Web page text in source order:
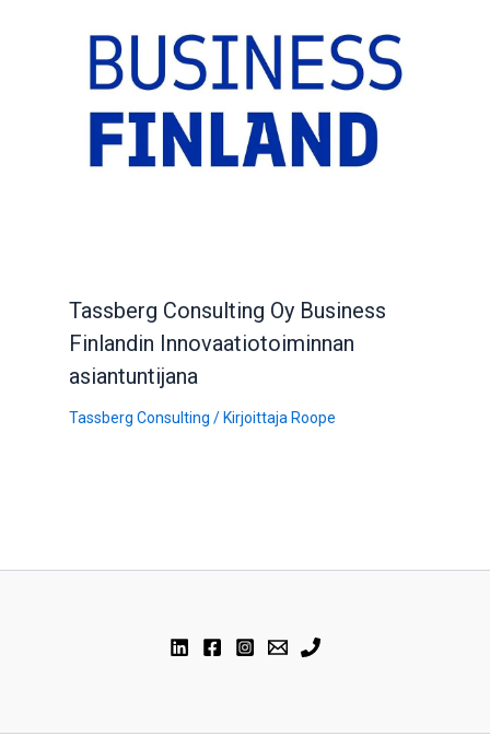
Tassberg Consulting Oy Business
Finlandin Innovaatiotoiminnan
asiantuntijana
Tassberg Consulting / Kirjoittaja Roope